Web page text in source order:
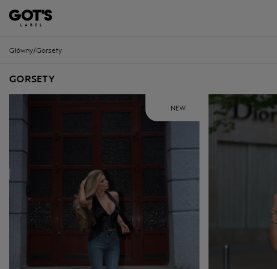
Główny/ Gorsety
GORSETY
NEW